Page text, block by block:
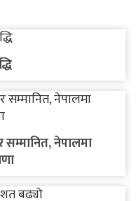
सम्मानित, नेपालमा